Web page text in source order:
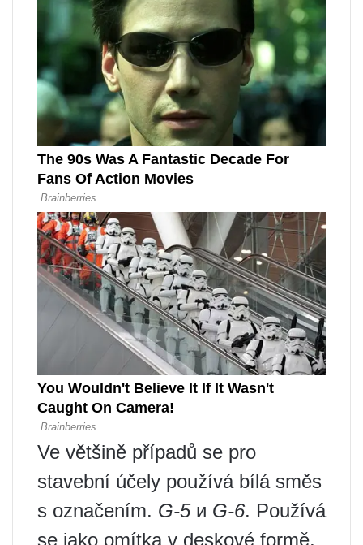
Ve většině případů se pro
stavební účely používá bílá směs
s označením. G-5и G-6. Používá
se jako omítka v deskové formě,